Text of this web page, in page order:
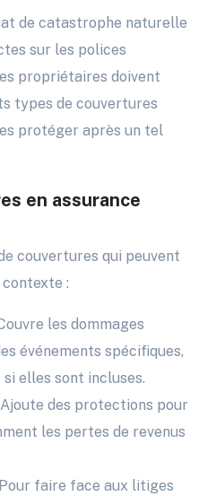
de catastrophe naturelle
sur les polices
propriétaires doivent
types de couvertures
protéger après un tel
en assurance
couvertures qui peuvent
:
les dommages
événements spécifiques,
elles sont incluses.
des protections pour
les pertes de revenus
faire face aux litiges